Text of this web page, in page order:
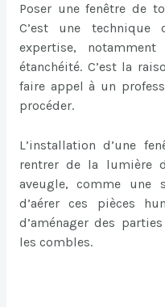
Poser une fenêtre de
C’est une
expertise,
étanchéité. C’est la
faire appel à un
procéder.
L’installation d’une
rentrer de la lumière
aveugle, comme une
d’aérer ces pièces
d’aménager des
les combles.